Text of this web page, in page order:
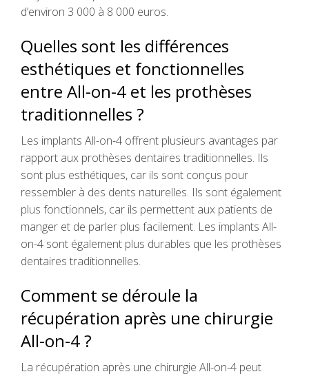
d’environ 3 000 à 8 000 euros.
Quelles sont les différences
esthétiques et fonctionnelles
entre All-on-4 et les prothèses
traditionnelles ?
Les implants All-on-4 offrent plusieurs avantages par
rapport aux prothèses dentaires traditionnelles. Ils
sont plus esthétiques, car ils sont conçus pour
ressembler à des dents naturelles. Ils sont également
plus fonctionnels, car ils permettent aux patients de
manger et de parler plus facilement. Les implants All-
on-4 sont également plus durables que les prothèses
dentaires traditionnelles.
Comment se déroule la
récupération après une chirurgie
All-on-4 ?
La récupération après une chirurgie All-on-4 peut